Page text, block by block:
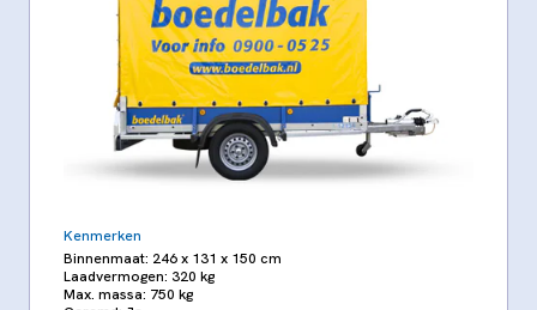
Kenmerken
Binnenmaat: 246 x 131 x 150 cm
Laadvermogen: 320 kg
Max. massa: 750 kg